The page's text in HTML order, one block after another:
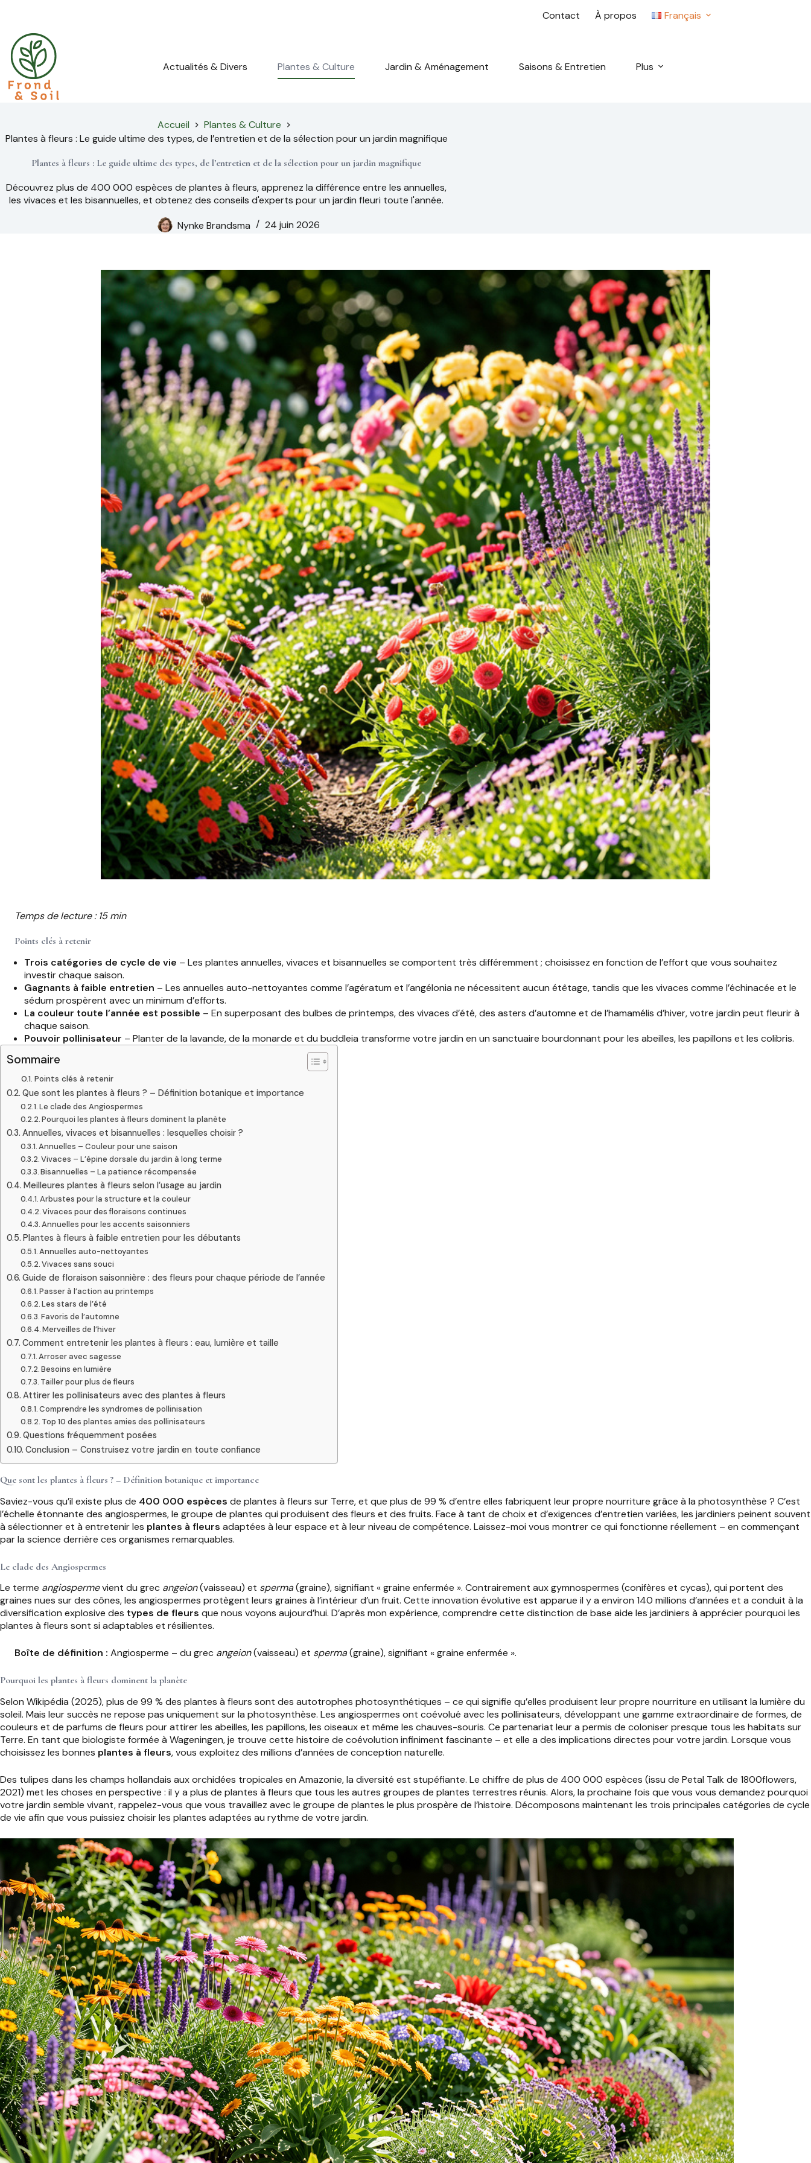
contenu
Contact À propos Français
Actualités & Divers Plantes & Culture Jardin & Aménagement Saisons & Entretien Plus
Accueil
Plantes & Culture
Plantes à fleurs : Le guide ultime des types, de l’entretien et de la sélection pour un jardin magnifique
Plantes à fleurs : Le guide ultime des types, de l’entretien et de la sélection pour un jardin magnifique
Découvrez plus de 400 000 espèces de plantes à fleurs, apprenez la différence entre les annuelles,
les vivaces et les bisannuelles, et obtenez des conseils d'experts pour un jardin fleuri toute l'année.
Nynke Brandsma
24 juin 2026
Temps de lecture : 15 min
Points clés à retenir
Trois catégories de cycle de vie – Les plantes annuelles, vivaces et bisannuelles se comportent très différemment ; choisissez en fonction de l’effort que vous souhaitez
investir chaque saison.
Gagnants à faible entretien – Les annuelles auto-nettoyantes comme l’agératum et l’angélonia ne nécessitent aucun étêtage, tandis que les vivaces comme l’échinacée et le
sédum prospèrent avec un minimum d’efforts.
La couleur toute l’année est possible – En superposant des bulbes de printemps, des vivaces d’été, des asters d’automne et de l’hamamélis d’hiver, votre jardin peut fleurir à
chaque saison.
Pouvoir pollinisateur – Planter de la lavande, de la monarde et du buddleia transforme votre jardin en un sanctuaire bourdonnant pour les abeilles, les papillons et les colibris.
Sommaire
Points clés à retenir
Que sont les plantes à fleurs ? – Définition botanique et importance
Le clade des Angiospermes
Pourquoi les plantes à fleurs dominent la planète
Annuelles, vivaces et bisannuelles : lesquelles choisir ?
Annuelles – Couleur pour une saison
Vivaces – L’épine dorsale du jardin à long terme
Bisannuelles – La patience récompensée
Meilleures plantes à fleurs selon l’usage au jardin
Arbustes pour la structure et la couleur
Vivaces pour des floraisons continues
Annuelles pour les accents saisonniers
Plantes à fleurs à faible entretien pour les débutants
Annuelles auto-nettoyantes
Vivaces sans souci
Guide de floraison saisonnière : des fleurs pour chaque période de l’année
Passer à l’action au printemps
Les stars de l’été
Favoris de l’automne
Merveilles de l’hiver
Comment entretenir les plantes à fleurs : eau, lumière et taille
Arroser avec sagesse
Besoins en lumière
Tailler pour plus de fleurs
Attirer les pollinisateurs avec des plantes à fleurs
Comprendre les syndromes de pollinisation
Top 10 des plantes amies des pollinisateurs
Questions fréquemment posées
Conclusion – Construisez votre jardin en toute confiance
Que sont les plantes à fleurs ? – Définition botanique et importance
Saviez-vous qu’il existe plus de 400 000 espèces de plantes à fleurs sur Terre, et que plus de 99 % d’entre elles fabriquent leur propre nourriture grâce à la photosynthèse ? C’est
l’échelle étonnante des angiospermes, le groupe de plantes qui produisent des fleurs et des fruits. Face à tant de choix et d’exigences d’entretien variées, les jardiniers peinent souvent
à sélectionner et à entretenir les plantes à fleurs adaptées à leur espace et à leur niveau de compétence. Laissez-moi vous montrer ce qui fonctionne réellement – en commençant
par la science derrière ces organismes remarquables.
Le clade des Angiospermes
Le terme angiospermevient du grec angeion(vaisseau) et sperma(graine), signifiant « graine enfermée ». Contrairement aux gymnospermes (conifères et cycas), qui portent des
graines nues sur des cônes, les angiospermes protègent leurs graines à l’intérieur d’un fruit. Cette innovation évolutive est apparue il y a environ 140 millions d’années et a conduit à la
diversification explosive des types de fleurs que nous voyons aujourd’hui. D’après mon expérience, comprendre cette distinction de base aide les jardiniers à apprécier pourquoi les
plantes à fleurs sont si adaptables et résilientes.
Boîte de définition : Angiosperme – du grec angeion(vaisseau) et sperma(graine), signifiant « graine enfermée ».
Pourquoi les plantes à fleurs dominent la planète
Selon Wikipédia (2025), plus de 99 % des plantes à fleurs sont des autotrophes photosynthétiques – ce qui signifie qu’elles produisent leur propre nourriture en utilisant la lumière du
soleil. Mais leur succès ne repose pas uniquement sur la photosynthèse. Les angiospermes ont coévolué avec les pollinisateurs, développant une gamme extraordinaire de formes, de
couleurs et de parfums de fleurs pour attirer les abeilles, les papillons, les oiseaux et même les chauves-souris. Ce partenariat leur a permis de coloniser presque tous les habitats sur
Terre. En tant que biologiste formée à Wageningen, je trouve cette histoire de coévolution infiniment fascinante – et elle a des implications directes pour votre jardin. Lorsque vous
choisissez les bonnes plantes à fleurs, vous exploitez des millions d’années de conception naturelle.
Des tulipes dans les champs hollandais aux orchidées tropicales en Amazonie, la diversité est stupéfiante. Le chiffre de plus de 400 000 espèces (issu de Petal Talk de 1800flowers,
2021) met les choses en perspective : il y a plus de plantes à fleurs que tous les autres groupes de plantes terrestres réunis. Alors, la prochaine fois que vous vous demandez pourquoi
votre jardin semble vivant, rappelez-vous que vous travaillez avec le groupe de plantes le plus prospère de l’histoire. Décomposons maintenant les trois principales catégories de cycle
de vie afin que vous puissiez choisir les plantes adaptées au rythme de votre jardin.